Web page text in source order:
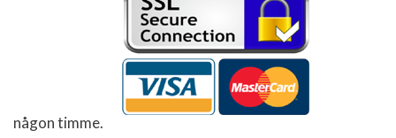
någon timme.